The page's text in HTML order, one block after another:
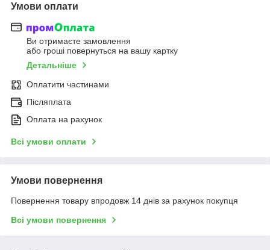
Умови оплати
Ви отримаєте замовлення
або гроші повернуться на вашу картку
Детальніше
Оплатити частинами
Післяплата
Оплата на рахунок
Всі умови оплати
Умови повернення
Повернення товару впродовж 14 днів за рахунок покупця
Всі умови повернення